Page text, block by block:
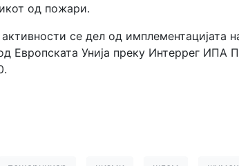
од пожари.
се дел од имплементацијата
Европската Унија преку Интеррег ИПА